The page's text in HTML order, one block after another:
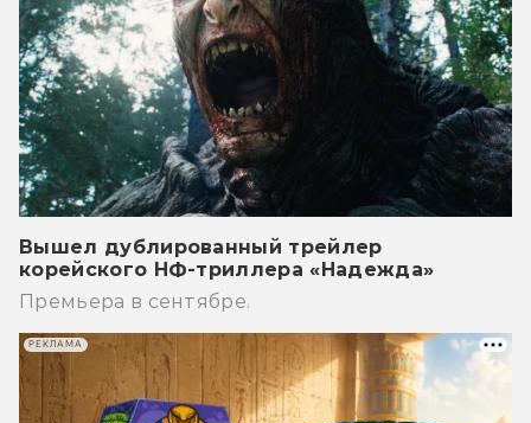
Вышел дублированный трейлер
корейского НФ-триллера «Надежда»
Премьера в сентябре.
РЕКЛАМА